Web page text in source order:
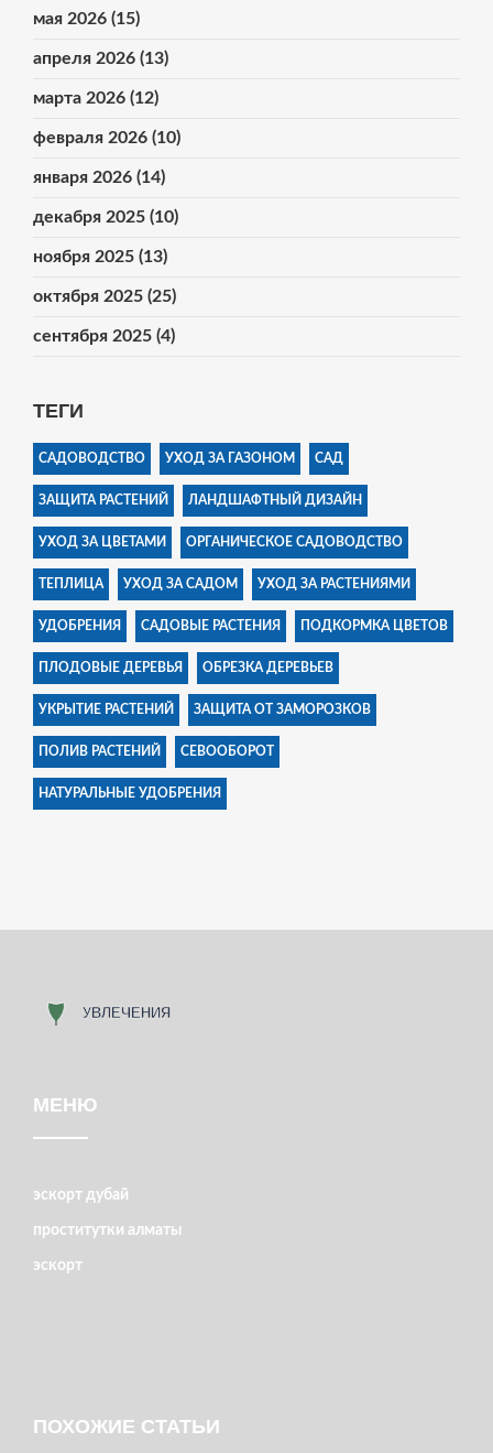
мая 2026 (15)
апреля 2026 (13)
марта 2026 (12)
февраля 2026 (10)
января 2026 (14)
декабря 2025 (10)
ноября 2025 (13)
октября 2025 (25)
сентября 2025 (4)
ТЕГИ
САДОВОДСТВО УХОД ЗА ГАЗОНОМ САД
ЗАЩИТА РАСТЕНИЙ ЛАНДШАФТНЫЙ ДИЗАЙН
УХОД ЗА ЦВЕТАМИ ОРГАНИЧЕСКОЕ САДОВОДСТВО
ТЕПЛИЦА УХОД ЗА САДОМ УХОД ЗА РАСТЕНИЯМИ
УДОБРЕНИЯ САДОВЫЕ РАСТЕНИЯ ПОДКОРМКА ЦВЕТОВ
ПЛОДОВЫЕ ДЕРЕВЬЯ ОБРЕЗКА ДЕРЕВЬЕВ
УКРЫТИЕ РАСТЕНИЙ ЗАЩИТА ОТ ЗАМОРОЗКОВ
ПОЛИВ РАСТЕНИЙ СЕВООБОРОТ
НАТУРАЛЬНЫЕ УДОБРЕНИЯ
МЕНЮ
эскорт дубай
проститутки алматы
эскорт
ПОХОЖИЕ СТАТЬИ